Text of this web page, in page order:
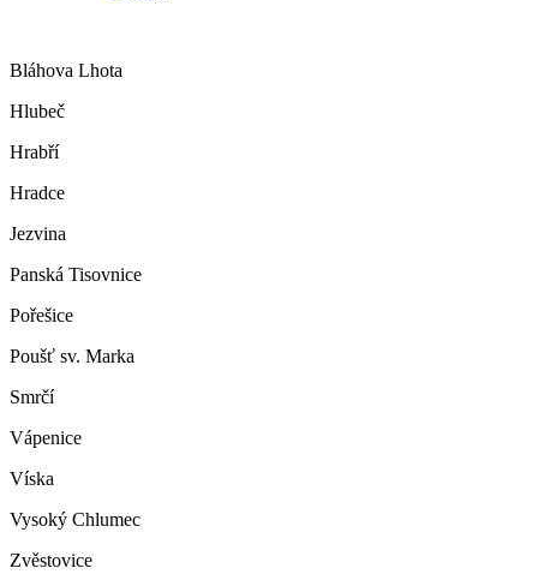
Bláhova Lhota
Hlubeč
Hrabří
Hradce
Jezvina
Panská Tisovnice
Pořešice
Poušť sv. Marka
Smrčí
Vápenice
Víska
Vysoký Chlumec
Zvěstovice